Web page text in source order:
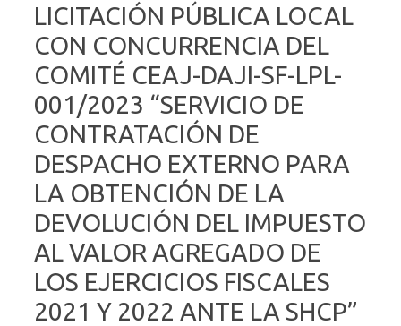
LICITACIÓN PÚBLICA LOCAL
CON CONCURRENCIA DEL
COMITÉ CEAJ-DAJI-SF-LPL-
001/2023 “SERVICIO DE
CONTRATACIÓN DE
DESPACHO EXTERNO PARA
LA OBTENCIÓN DE LA
DEVOLUCIÓN DEL IMPUESTO
AL VALOR AGREGADO DE
LOS EJERCICIOS FISCALES
2021 Y 2022 ANTE LA SHCP”